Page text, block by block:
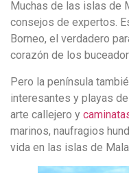
Muchas de las islas de
consejos de expertos.
Borneo, el verdadero
corazón de los
Pero la península
interesantes y playas de
arte callejero y
marinos, naufragios
vida en las islas de